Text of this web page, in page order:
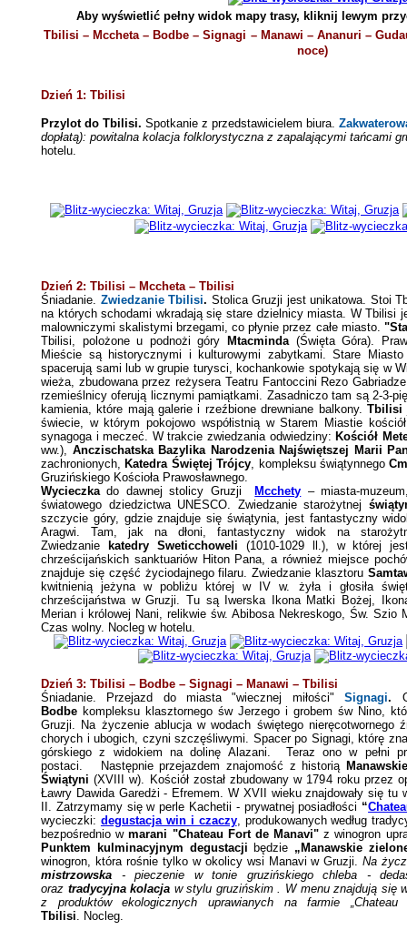
Aby wyświetlić pełny widok mapy trasy, kliknij lewym
Tbilisi – Mccheta – Bodbe – Signagi – Manawi – Ananuri –
noce)
Dzień 1: Tbilisi
Przylot do Tbilisi. Spotkanie z przedstawicielem biura.
dopłatą): powitalna kolacja folklorystyczna z zapalającymi tańcami
hotelu.
Dzień 2: Tbilisi – Mccheta – Tbilisi
Śniadanie. Zwiedzanie Tbilisi. Stolica Gruzji jest unikatowa. Stoi
na których schodami wkradają się stare dzielnicy miasta. W Tbilisi
malowniczymi skalistymi brzegami, co płynie przez całe miasto.
Tbilisi, polożone u podnożi góry
Mtacminda(Święta Góra).
Mieście są historycznymi i kulturowymi zabytkami. Stare
spacerują sami lub w grupie turysci, kochankowie spotykają się w
wieża, zbudowana przez reżysera Teatru Fantoccini Rezo
rzemieślnicy oferują licznymi pamiątkami. Zasadniczo tam są 2-3-
kamienia, które mają galerie i rzeźbione drewniane balkony. Tbilisi
świecie, w którym pokojowo współistnią w Starem Miastie
synagoga i meczeć. W trakcie zwiedzania odwiedziny: Kościół
ww.), Anczischatska Bazylika Narodzenia Najświętszej Marii
zachronionych, Katedra Świętej Trójcy, kompleksu świątynnego
Gruzińskiego Kościoła Prawosławnego.
Wycieczkado dawnej stolicy Gruzji Mcchety – miasta-
światowego dziedzictwa UNESCO. Zwiedzanie starożytnej
szczycie góry, gdzie znajduje się świątynia, jest fantastyczny
Aragwi. Tam, jak na dłoni, fantastyczny widok na
Zwiedzanie
katedry Sweticchoweli (1010-1029 ll.), w której
chrześcijańskich sanktuariów Hiton Pana, a również miejsce
znajduje się część życiodajnego filaru. Zwiedzanie klasztoru
kwitnienią jeżyna w pobliżu której w IV w. żyła i głosiła
chrześcijaństwa w Gruzji. Tu są Iwerska Ikona Matki Bożej,
Merian i królowej Nani, relikwie św. Abibosa Nekreskogo, Św. Szio
Czas wolny. Nocleg w hotelu.
Dzień 3: Tbilisi – Bodbe – Signagi – Manawi – Tbilisi
Śniadanie. Przejazd do miasta "wiecznej miłości" Signagi.
Bodbe kompleksu klasztornego św Jerzego i grobem św Nino,
Gruzji. Na życzenie ablucja w wodach świętego nieręcotwornego
chorych i ubogich, czyni szczęśliwymi. Spacer po Signagi, którę
górskiego z widokiem na dolinę Alazani.
Teraz ono w pełni
postaci.
Następnie przejazdem znajomość z historią
Świątyni (XVIII w). Kościół został zbudowany w 1794 roku przez
Ławry Dawida Garedżi - Efremem. W XVII wieku znajdowały się tu
II. Zatrzymamy się w perle Kachetii - prywatnej posiadłości “
wycieczki: degustacja win i czaczy, produkowanych według
bezpośrednio wmarani "Chateau Fort de Manavi" z winogron
Punktem kulminacyjnym degustacji będzie „Manawskie
winogron, która rośnie tylko w okolicy wsi Manavi w Gruzji.Na
mistrzowska - pieczenie w tonie gruzińskiego chleba -
oraz tradycyjna kolacja w stylu gruzińskim . W menu znajdują się
z produktów ekologicznych uprawianych na farmie
Tbilisi. Nocleg.